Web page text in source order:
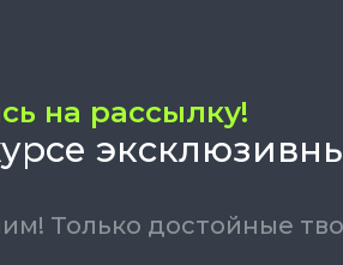
на рассылку!
Только достойные